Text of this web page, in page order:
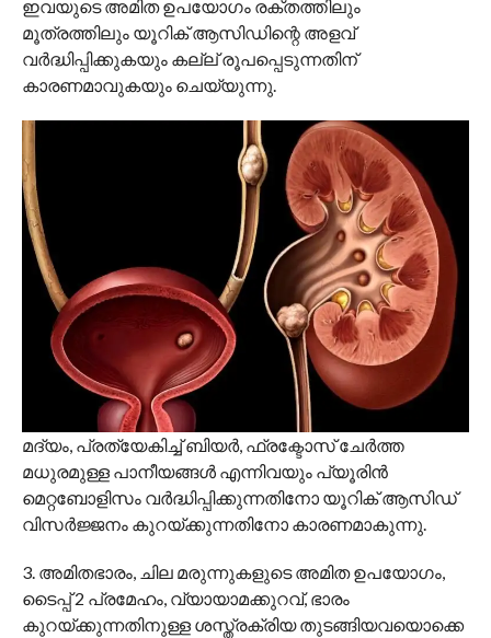
ഇവയുടെ അമിത ഉപയോഗം രക്തത്തിലും
മൂത്രത്തിലും യൂറിക് ആസിഡിന്റെ അളവ്
വര്‍ദ്ധിപ്പിക്കുകയും കല്ല് രൂപപ്പെടുന്നതിന്
കാരണമാവുകയും ചെയ്യുന്നു.
മദ്യം, പ്രത്യേകിച്ച് ബിയര്‍, ഫ്രക്ടോസ് ചേര്‍ത്ത
മധുരമുള്ള പാനീയങ്ങള്‍ എന്നിവയും പ്യൂരിന്‍
മെറ്റബോളിസം വര്‍ദ്ധിപ്പിക്കുന്നതിനോ യൂറിക് ആസിഡ്
വിസര്‍ജ്ജനം കുറയ്ക്കുന്നതിനോ കാരണമാകുന്നു.
3. അമിതഭാരം, ചില മരുന്നുകളുടെ അമിത ഉപയോഗം,
ടൈപ്പ് 2 പ്രമേഹം, വ്യായാമക്കുറവ്, ഭാരം
കുറയ്ക്കുന്നതിനുള്ള ശസ്ത്രക്രിയ തുടങ്ങിയവയൊക്കെ